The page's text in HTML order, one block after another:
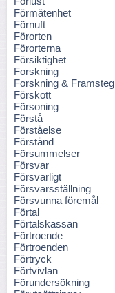
Förmätenhet
Förnuft
Förorten
Förorterna
Försiktighet
Forskning
Forskning & Framsteg
Förskott
Försoning
Förstå
Förståelse
Förstånd
Försummelser
Försvar
Försvarligt
Försvarsställning
Försvunna föremål
Förtal
Förtalskassan
Förtroende
Förtroenden
Förtryck
Förtvivlan
Förundersökning